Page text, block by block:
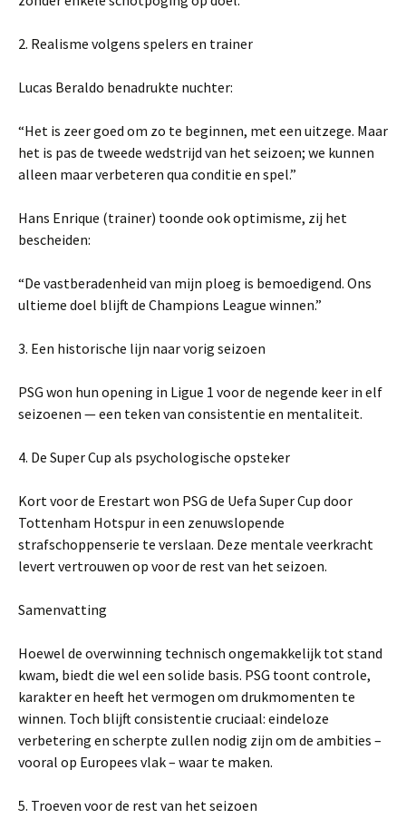
2. Realisme volgens spelers en trainer
Lucas Beraldo benadrukte nuchter:
“Het is zeer goed om zo te beginnen, met een uitzege. Maar
het is pas de tweede wedstrijd van het seizoen; we kunnen
alleen maar verbeteren qua conditie en spel.”
Hans Enrique (trainer) toonde ook optimisme, zij het
bescheiden:
“De vastberadenheid van mijn ploeg is bemoedigend. Ons
ultieme doel blijft de Champions League winnen.”
3. Een historische lijn naar vorig seizoen
PSG won hun opening in Ligue 1 voor de negende keer in elf
seizoenen — een teken van consistentie en mentaliteit.
4. De Super Cup als psychologische opsteker
Kort voor de Erestart won PSG de Uefa Super Cup door
Tottenham Hotspur in een zenuwslopende
strafschoppenserie te verslaan. Deze mentale veerkracht
levert vertrouwen op voor de rest van het seizoen.
Samenvatting
Hoewel de overwinning technisch ongemakkelijk tot stand
kwam, biedt die wel een solide basis. PSG toont controle,
karakter en heeft het vermogen om drukmomenten te
winnen. Toch blijft consistentie cruciaal: eindeloze
verbetering en scherpte zullen nodig zijn om de ambities –
vooral op Europees vlak – waar te maken.
5. Troeven voor de rest van het seizoen